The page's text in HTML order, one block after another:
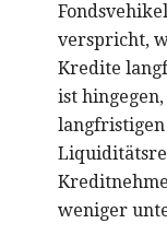
verspricht,
Kredite
ist
langfristigen
weniger